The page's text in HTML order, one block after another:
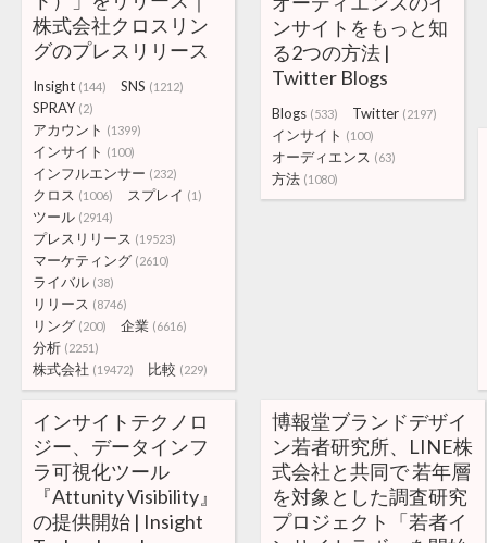
株式会社クロスリン
グのプレスリリース
Insight (144) SNS (1212)
SPRAY (2)
アカウント (1399)
インサイト (100)
インフルエンサー (232)
クロス (1006) スプレイ (1)
ツール (2914)
プレスリリース (19523)
マーケティング (2610)
ライバル (38)
リリース (8746)
リング (200) 企業 (6616)
分析 (2251)
株式会社 (19472) 比較 (229)
ンサイトをもっと知
る2つの方法 |
Twitter Blogs
Blogs (533) Twitter (2197)
インサイト (100)
オーディエンス (63)
方法 (1080)
インサイトテクノロ
ジー、データインフ
ラ可視化ツール
『Attunity Visibility』
の提供開始 | Insight
博報堂ブランドデザイ
ン若者研究所、LINE株
式会社と共同で 若年層
を対象とした調査研究
プロジェクト「若者イ